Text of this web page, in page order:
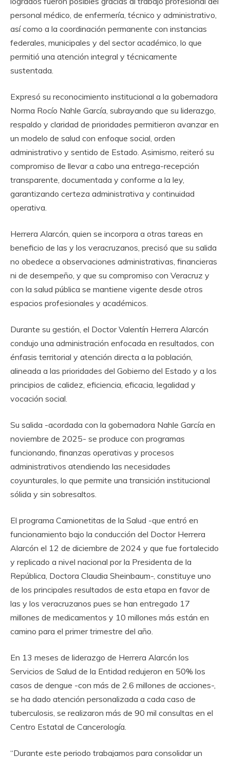
personal médico, de enfermería, técnico y administrativo,
así como a la coordinación permanente con instancias
federales, municipales y del sector académico, lo que
permitió una atención integral y técnicamente
sustentada.
Expresó su reconocimiento institucional a la gobernadora
Norma Rocío Nahle García, subrayando que su liderazgo,
respaldo y claridad de prioridades permitieron avanzar en
un modelo de salud con enfoque social, orden
administrativo y sentido de Estado. Asimismo, reiteró su
compromiso de llevar a cabo una entrega-recepción
transparente, documentada y conforme a la ley,
garantizando certeza administrativa y continuidad
operativa.
Herrera Alarcón, quien se incorpora a otras tareas en
beneficio de las y los veracruzanos, precisó que su salida
no obedece a observaciones administrativas, financieras
ni de desempeño, y que su compromiso con Veracruz y
con la salud pública se mantiene vigente desde otros
espacios profesionales y académicos.
Durante su gestión, el Doctor Valentín Herrera Alarcón
condujo una administración enfocada en resultados, con
énfasis territorial y atención directa a la población,
alineada a las prioridades del Gobierno del Estado y a los
principios de calidez, eficiencia, eficacia, legalidad y
vocación social.
Su salida -acordada con la gobernadora Nahle García en
noviembre de 2025- se produce con programas
funcionando, finanzas operativas y procesos
administrativos atendiendo las necesidades
coyunturales, lo que permite una transición institucional
sólida y sin sobresaltos.
El programa Camionetitas de la Salud -que entró en
funcionamiento bajo la conducción del Doctor Herrera
Alarcón el 12 de diciembre de 2024 y que fue fortalecido
y replicado a nivel nacional por la Presidenta de la
República, Doctora Claudia Sheinbaum-, constituye uno
de los principales resultados de esta etapa en favor de
las y los veracruzanos pues se han entregado 17
millones de medicamentos y 10 millones más están en
camino para el primer trimestre del año.
En 13 meses de liderazgo de Herrera Alarcón los
Servicios de Salud de la Entidad redujeron en 50% los
casos de dengue -con más de 2.6 millones de acciones-,
se ha dado atención personalizada a cada caso de
tuberculosis, se realizaron más de 90 mil consultas en el
Centro Estatal de Cancerología.
“Durante este periodo trabajamos para consolidar un